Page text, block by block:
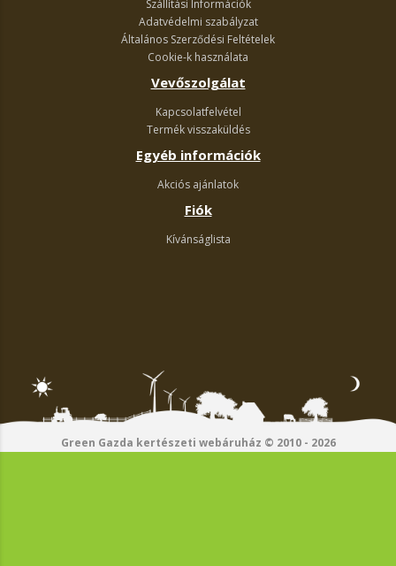
Szállítási Információk
Adatvédelmi szabályzat
Általános Szerződési Feltételek
Cookie-k használata
Vevőszolgálat
Kapcsolatfelvétel
Termék visszaküldés
Egyéb információk
Akciós ajánlatok
Fiók
Kívánságlista
Green Gazda kertészeti webáruház © 2010 - 2026